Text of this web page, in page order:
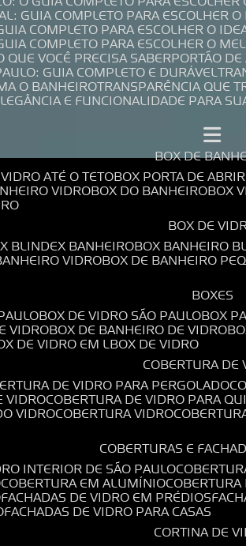
GUIA COMPLETO PARA ESCOLHER
COMPLETO PARA ESCOLHER O
COMPLETO PARA ESCOLHER O
QUE VOCÊ PRECISA SABER PORTÃO
GUIA COMPLETO E DURÁVEL
O BANHEIRO TRANSPARÊNCIA QUE
E FUNCIONALIDADE PARA
BOX DE
VIDRO ATÉ O TETO BOX PORTA DE ABRIR
VIDRO BOX DO BANHEIRO BOX
BOX DE
BLINDEX BANHEIRO BOX BANHEIRO
VIDRO BOX DE BANHEIRO
BOXES
BOX DE VIDRO SÃO PAULO BOX
VIDRO BOX DE BANHEIRO DE VIDRO
DE VIDRO EM L BOX DE VIDRO
COBERTURA
DE VIDRO PARA PERGOLADO
VIDRO COBERTURA DE VIDRO PARA
VIDRO COBERTURA VIDRO
COBERTURAS E
INTERIOR DE SÃO PAULO
COBERTURA EM ALUMÍNIO
FACHADAS DE VIDRO EM PRÉDIOS
FACHADAS DE VIDRO PARA CASAS
CORTINA DE